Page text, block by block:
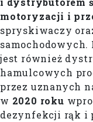
motoryzacji i
spryskiwaczy
jest również
hamulcowych
przez uznanych
w 2020 roku
dezynfekcji rąk i